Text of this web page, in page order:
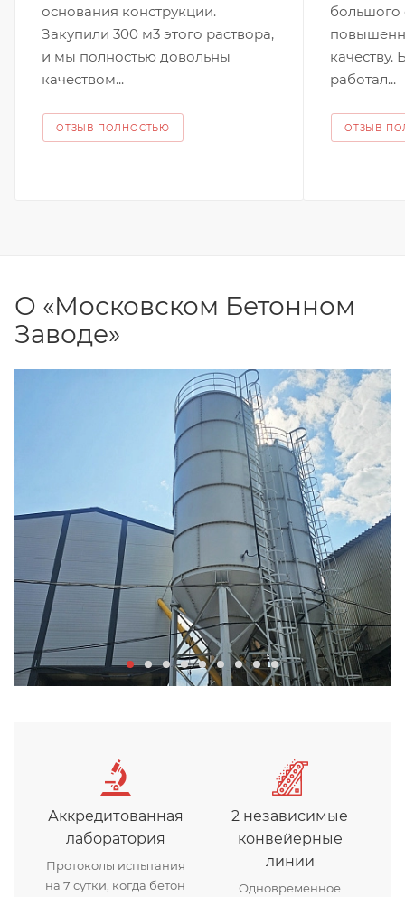
основания конструкции.
Закупили 300 м3 этого раствора,
и мы полностью довольны
качеством...
ОТЗЫВ ПОЛНОСТЬЮ
большого
качеству.
работал...
ОТЗЫВ
О «Московском Бетонном
Заводе»
Аккредитованная
лаборатория
Протоколы испытания
на 7 сутки, когда бетон
2 независимые
конвейерные
линии
Одновременное